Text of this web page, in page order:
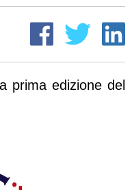
prima edizione del